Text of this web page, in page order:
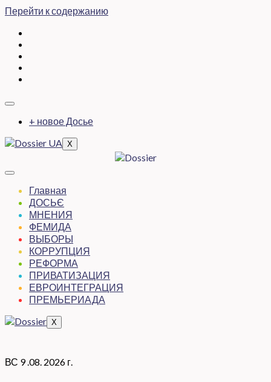
Перейти к содержанию
+ новое Досье
X
Главная
ДОСЬЄ
МНЕНИЯ
ФЕМИДА
ВЫБОРЫ
КОРРУПЦИЯ
РЕФОРМА
ПРИВАТИЗАЦИЯ
ЕВРОИНТЕГРАЦИЯ
ПРЕМЬЕРИАДА
X
ВС 9 .08. 2026 г.